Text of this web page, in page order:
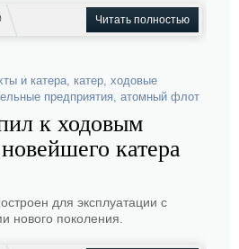
Читать полностью
и катера, катер, ходовые
предприятия, атомный флот
к ходовым
катера
для эксплуатации с
нового поколения.